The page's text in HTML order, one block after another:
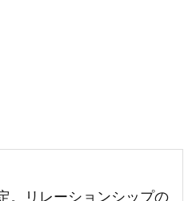
。リレーションシップの